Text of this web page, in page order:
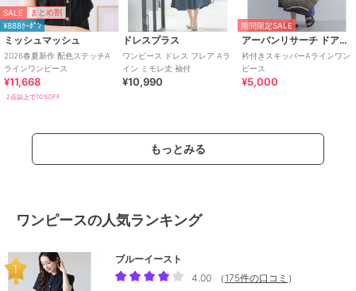
SALE まとめ割
¥888ｸｰﾎﾟﾝ
ミッシュマッシュ
2026春夏新作 配色ステッチA
ラインワンピース
¥11,668
2点以上で10%OFF
ドレスプラス
ワンピース ドレス フレア Aラ
イン ミモレ丈 袖付
¥10,990
期間限定SALE
アーバンリサーチ ドアーズ
衿付きスキッパーAラインワン
ピース
¥5,000
もっとみる
ワンピースの人気ランキング
ブルーイースト
4.00
（ 175件の口コミ ）